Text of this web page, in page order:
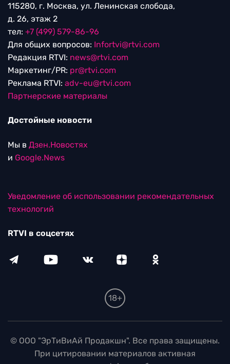
115280, г. Москва, ул. Ленинская слобода,
д. 26, этаж 2
тел: +7 (499) 579-86-96
Для общих вопросов: Infortvi@rtvi.com
Редакция RTVI: news@rtvi.com
Маркетинг/PR: pr@rtvi.com
Реклама RTVI: adv-eu@rtvi.com
Партнерские материалы
Достойные новости
Мы в Дзен.Новостях
и Google.News
Уведомление об использовании рекомендательных
технологий
RTVI в соцсетях
18+
© ООО "ЭрТиВиАй Продакшн". Все права защищены.
При цитировании материалов активная